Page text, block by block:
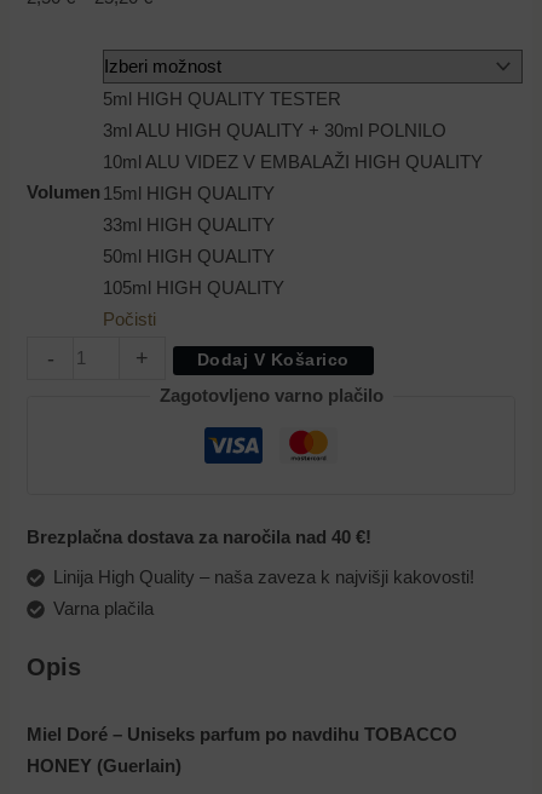
Volumen
5ml HIGH QUALITY TESTER
3ml ALU HIGH QUALITY + 30ml POLNILO
10ml ALU VIDEZ V EMBALAŽI HIGH QUALITY
15ml HIGH QUALITY
33ml HIGH QUALITY
50ml HIGH QUALITY
105ml HIGH QUALITY
Počisti
- + Dodaj V Košarico
Zagotovljeno varno plačilo
Brezplačna dostava za naročila nad 40 €!
Linija High Quality – naša zaveza k najvišji kakovosti!
Varna plačila
Opis
Miel Doré – Uniseks parfum po navdihu TOBACCO
HONEY (Guerlain)